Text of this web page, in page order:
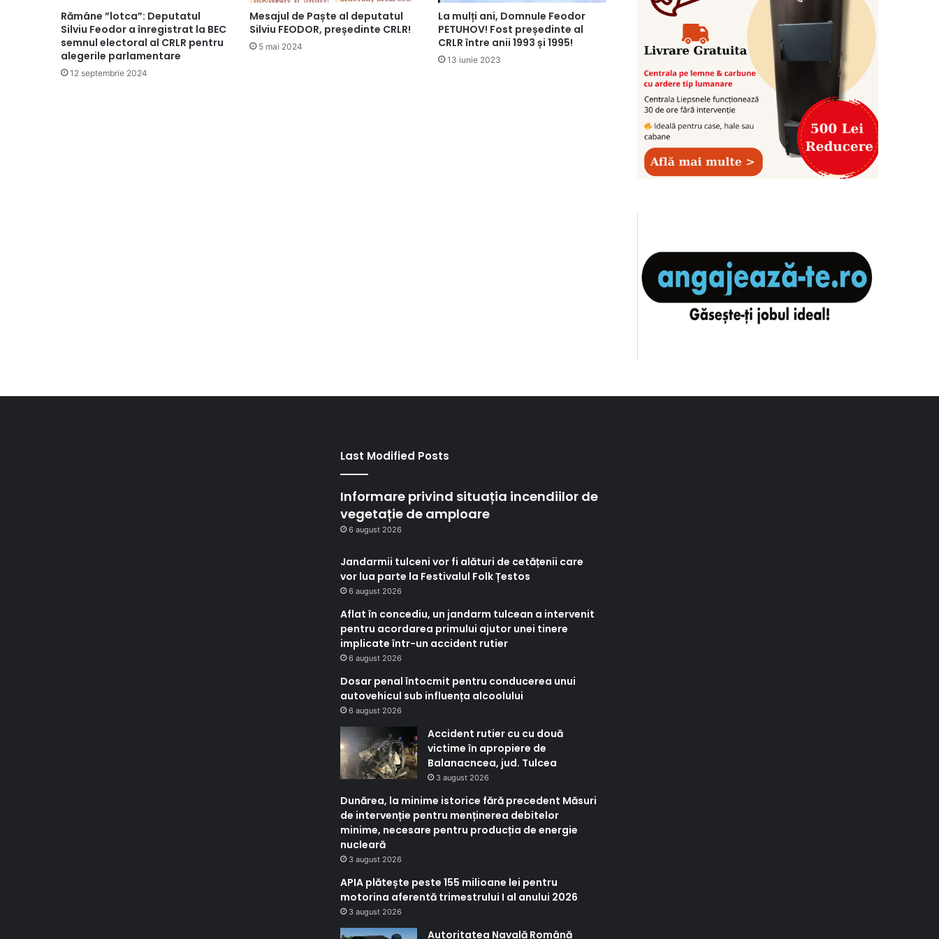
Rămâne ”lotca”: Deputatul
Silviu Feodor a înregistrat la BEC
semnul electoral al CRLR pentru
alegerile parlamentare
12 septembrie 2024
Mesajul de Paște al deputatul
Silviu FEODOR, președinte CRLR!
5 mai 2024
La mulți ani, Domnule Feodor
PETUHOV! Fost președinte al
CRLR între anii 1993 și 1995!
13 iunie 2023
Last Modified Posts
Informare privind situația incendiilor de
vegetație de amploare
6 august 2026
Jandarmii tulceni vor fi alături de cetățenii care
vor lua parte la Festivalul Folk Țestos
6 august 2026
Aflat în concediu, un jandarm tulcean a intervenit
pentru acordarea primului ajutor unei tinere
implicate într-un accident rutier
6 august 2026
Dosar penal întocmit pentru conducerea unui
autovehicul sub influența alcoolului
6 august 2026
Accident rutier cu cu două
victime în apropiere de
Balanacncea, jud. Tulcea
3 august 2026
Dunărea, la minime istorice fără precedent Măsuri
de intervenție pentru menținerea debitelor
minime, necesare pentru producția de energie
nucleară
3 august 2026
APIA plătește peste 155 milioane lei pentru
motorina aferentă trimestrului I al anului 2026
3 august 2026
Autoritatea Navală Română